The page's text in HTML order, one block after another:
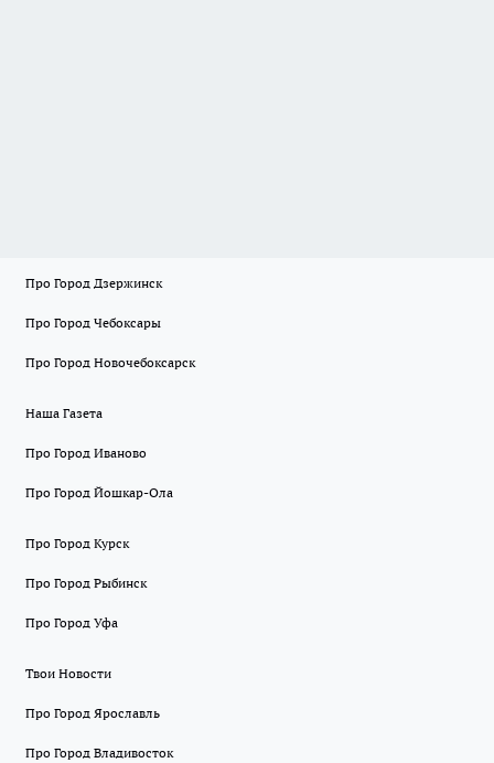
Про Город Дзержинск
Про Город Чебоксары
Про Город Новочебоксарск
Наша Газета
Про Город Иваново
Про Город Йошкар-Ола
Про Город Курск
Про Город Рыбинск
Про Город Уфа
Твои Новости
Про Город Ярославль
Про Город Владивосток